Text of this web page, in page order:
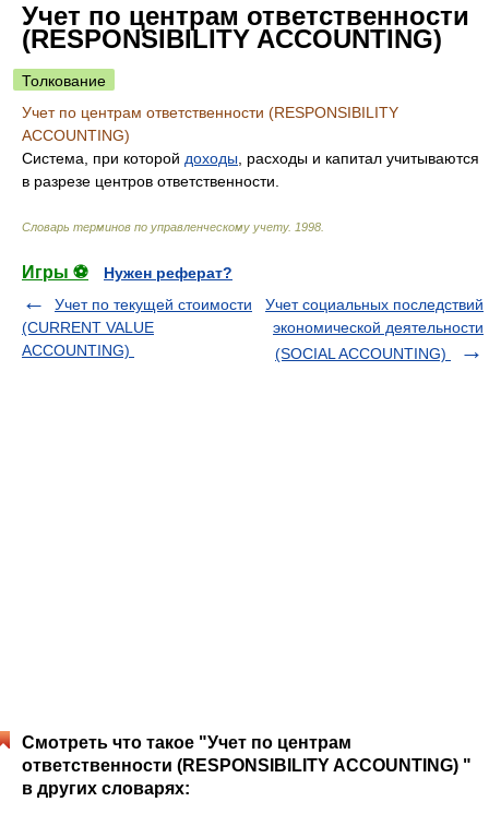
Учет по центрам ответственности
(RESPONSIBILITY ACCOUNTING)
Толкование
Учет по центрам ответственности (RESPONSIBILITY
ACCOUNTING)
Система, при которой доходы , расходы и капитал учитываются
в разрезе центров ответственности.
Словарь терминов по управленческому учету. 1998
Игры ⚽
Нужен реферат?
Учет по текущей стоимости
(CURRENT VALUE
ACCOUNTING)
Учет социальных последствий
экономической деятельности
(SOCIAL ACCOUNTING)
Смотреть что такое "Учет по центрам
ответственности (RESPONSIBILITY ACCOUNTING) "
в других словарях: